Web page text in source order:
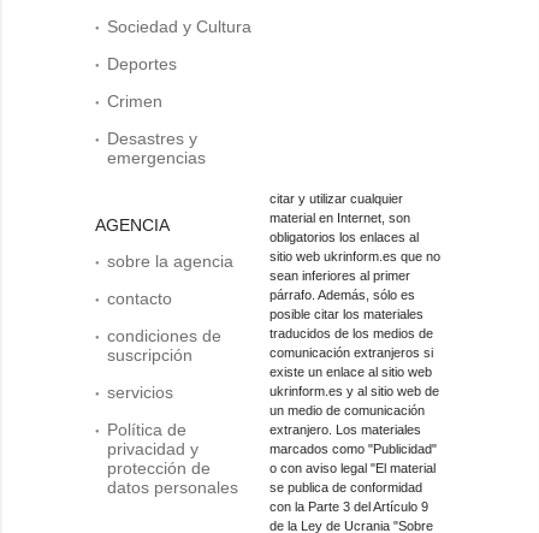
Sociedad y Cultura
Deportes
Crimen
Desastres y
emergencias
AGENCIA
sobre la agencia
contacto
condiciones de
suscripción
servicios
Política de
privacidad y
protección de
datos personales
citar y utilizar cualquier
material en Internet, son
obligatorios los enlaces al
sitio web ukrinform.es que no
sean inferiores al primer
párrafo. Además, sólo es
posible citar los materiales
traducidos de los medios de
comunicación extranjeros si
existe un enlace al sitio web
ukrinform.es y al sitio web de
un medio de comunicación
extranjero. Los materiales
marcados como "Publicidad"
o con aviso legal "El material
se publica de conformidad
con la Parte 3 del Artículo 9
de la Ley de Ucrania "Sobre